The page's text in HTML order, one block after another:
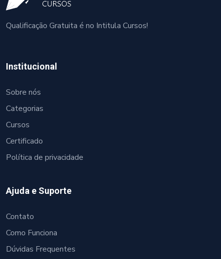
Qualificação Gratuita é no Intitula Cursos!
Institucional
Sobre nós
Categorias
Cursos
Certificado
Política de privacidade
Ajuda e Suporte
Contato
Como Funciona
Dúvidas Frequentes